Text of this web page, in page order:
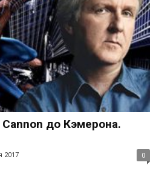
до Кэмерона.
2017 0